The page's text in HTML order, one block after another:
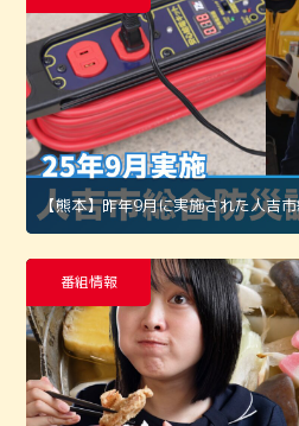
【熊本】昨年9月に実施された人吉
番組情報